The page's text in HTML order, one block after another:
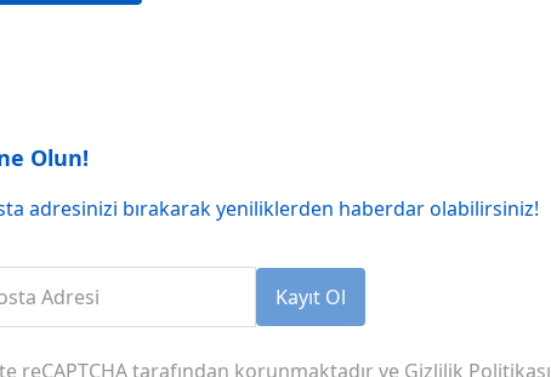
Olun!
adresinizi bırakarak yeniliklerden haberdar olabilirsiniz!
Adresi Kayıt Ol
reCAPTCHA tarafından korunmaktadır ve Gizlilik Politikası